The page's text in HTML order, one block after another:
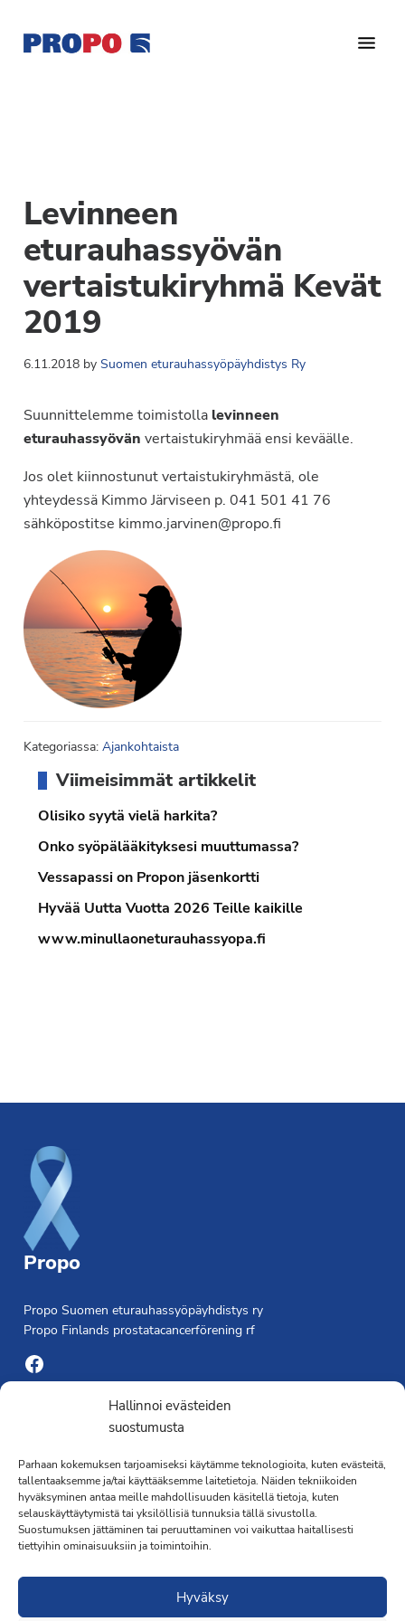
Hallinnoi evästeiden
suostumusta
Parhaan kokemuksen tarjoamiseksi käytämme teknologioita, kuten evästeitä,
tallentaaksemme ja/tai käyttääksemme laitetietoja. Näiden tekniikoiden
hyväksyminen antaa meille mahdollisuuden käsitellä tietoja, kuten
selauskäyttäytymistä tai yksilöllisiä tunnuksia tällä sivustolla.
Suostumuksen jättäminen tai peruuttaminen voi vaikuttaa haitallisesti
tiettyihin ominaisuuksiin ja toimintoihin.
Hyväksy
pääsisältöön
ensisijaiseen
sivupalkkiin
alatunnisteeseen
eturauhassyöpäyhdistys
Ry
perustettu
vuonna
1997.
Yhdistys
on
Syöpäyhdistyksen
Levinneen
eturauhassyövän
vertaistukiryhmä Kevät
2019
6.11.2018by Suomen eturauhassyöpäyhdistys Ry
Suunnittelemme toimistolla levinneen
eturauhassyövän vertaistukiryhmää ensi keväälle.
Jos olet kiinnostunut vertaistukiryhmästä, ole
yhteydessä Kimmo Järviseen p. 041 501 41 76
sähköpostitse kimmo.jarvinen@propo.fi
Kategoriassa: Ajankohtaista
sivupalkki
Viimeisimmät artikkelit
Olisiko syytä vielä harkita?
Onko syöpälääkityksesi muuttumassa?
Vessapassi on Propon jäsenkortti
Hyvää Uutta Vuotta 2026 Teille kaikille
www.minullaoneturauhassyopa.fi
Propo
Propo Suomen eturauhassyöpäyhdistys ry
Propo Finlands prostatacancerförening rf
Facebook
Yhdistyksen toimisto
Laivapojankatu 3 C, 00180 Helsinki
toimisto@propo.fi
Saavutettavuusseloste »
Toiminnanjohtaja